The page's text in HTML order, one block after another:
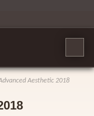
Aesthetic 2018